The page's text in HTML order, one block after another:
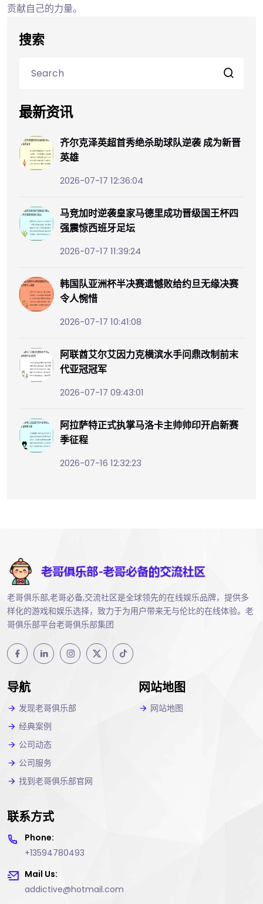
贡献自己的力量。
搜索
最新资讯
齐尔克泽英超首秀绝杀助球队逆袭 成为新晋
英雄
2026-07-17 12:36:04
马竞加时逆袭皇家马德里成功晋级国王杯四
强震惊西班牙足坛
2026-07-17 11:39:24
韩国队亚洲杯半决赛遗憾败给约旦无缘决赛
令人惋惜
2026-07-17 10:41:08
阿联酋艾尔艾因力克横滨水手问鼎改制前末
代亚冠冠军
2026-07-17 09:43:01
阿拉萨特正式执掌马洛卡主帅帅印开启新赛
季征程
2026-07-16 12:32:23
老哥俱乐部,老哥必备,交流社区是全球领先的在线娱乐品牌，提供多
样化的游戏和娱乐选择，致力于为用户带来无与伦比的在线体验。老
哥俱乐部平台老哥俱乐部集团
导航
发现老哥俱乐部
经典案例
公司动态
公司服务
找到老哥俱乐部官网
网站地图
网站地图
联系方式
Phone:
+13594780493
Mail Us:
addictive@hotmail.com